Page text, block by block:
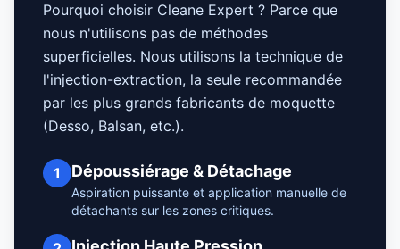
Pourquoi choisir Cleane Expert ? Parce que
nous n'utilisons pas de méthodes
superficielles. Nous utilisons la technique de
l'injection-extraction, la seule recommandée
par les plus grands fabricants de moquette
(Desso, Balsan, etc.).
1 Dépoussiérage & Détachage
Aspiration puissante et application manuelle de
détachants sur les zones critiques.